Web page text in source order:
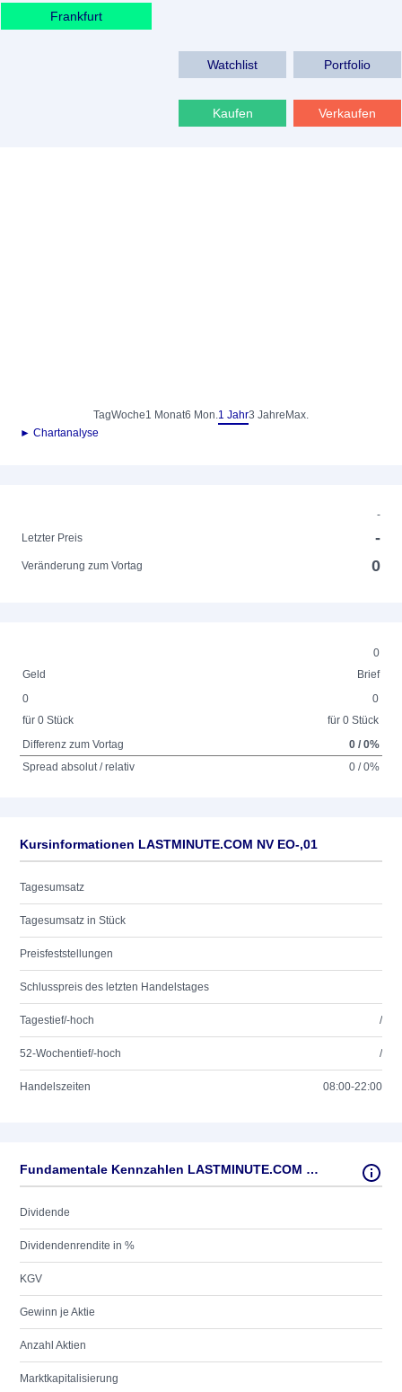
Frankfurt
Watchlist Portfolio
Kaufen Verkaufen
TagWoche1 Monat6 Mon.1 Jahr3 Jahre Max.
► Chartanalyse
-
Letzter Preis
-
Veränderung zum Vortag 0
0
Geld
Brief
0
für 0 Stück
0
für 0 Stück
Differenz zum Vortag
0 / 0%
Spread absolut / relativ
0 / 0%
Kursinformationen LASTMINUTE.COM NV EO-,01
Tagesumsatz
Tagesumsatz in Stück
Preisfeststellungen
Schlusspreis des letzten Handelstages
Tagestief/-hoch /
52-Wochentief/-hoch /
Handelszeiten 08:00-22:00
Fundamentale Kennzahlen LASTMINUTE.COM NV EO-,01
Dividende
Dividendenrendite in %
KGV
Gewinn je Aktie
Anzahl Aktien
Marktkapitalisierung